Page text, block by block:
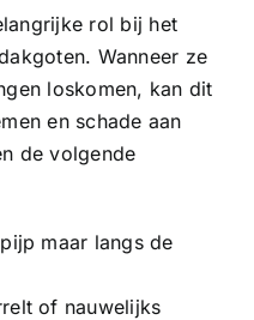
rol bij het
Wanneer ze
loskomen, kan dit
en schade aan
de volgende
maar langs de
of nauwelijks